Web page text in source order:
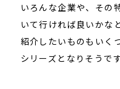
いろんな企業や、その
いて行ければ良いかな
紹介したいものもいく
シリーズとなりそうです